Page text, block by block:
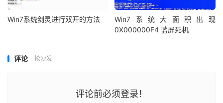
Win7系统剑灵进行双开的方法
Win7系统大面积出现
0X000000F4 蓝屏死机
评论 抢沙发
评论前必须登录！